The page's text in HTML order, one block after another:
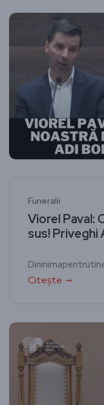
Funeralii
Viorel Paval:
sus! Priveghi
Citește